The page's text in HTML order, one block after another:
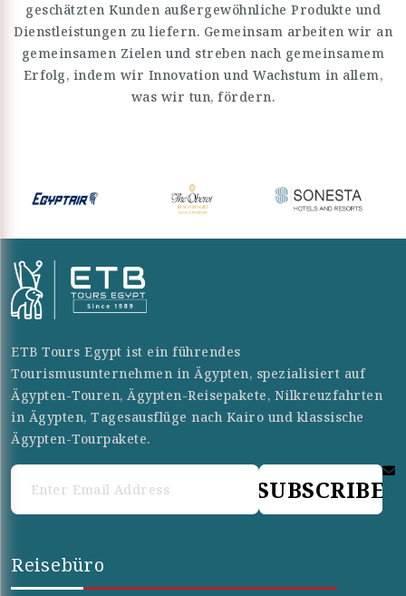
geschätzten Kunden außergewöhnliche Produkte und
Dienstleistungen zu liefern. Gemeinsam arbeiten wir an
gemeinsamen Zielen und streben nach gemeinsamem
Erfolg, indem wir Innovation und Wachstum in allem,
was wir tun, fördern.
ETB Tours Egypt ist ein führendes
Tourismusunternehmen in Ägypten, spezialisiert auf
Ägypten-Touren, Ägypten-Reisepakete, Nilkreuzfahrten
in Ägypten, Tagesausflüge nach Kairo und klassische
Ägypten-Tourpakete.
SUBSCRIBE
Reisebüro